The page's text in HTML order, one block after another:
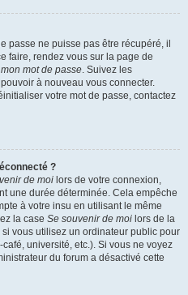
passe ne puisse pas être récupéré, il
faire, rendez vous sur la page de
mot de passe. Suivez les
à nouveau vous connecter.
votre mot de passe, contactez
?
de moi lors de votre connexion,
une durée déterminée. Cela empêche
à votre insu en utilisant le même
la case Se souvenir de moi lors de la
vous utilisez un ordinateur public pour
université, etc.). Si vous ne voyez
du forum a désactivé cette